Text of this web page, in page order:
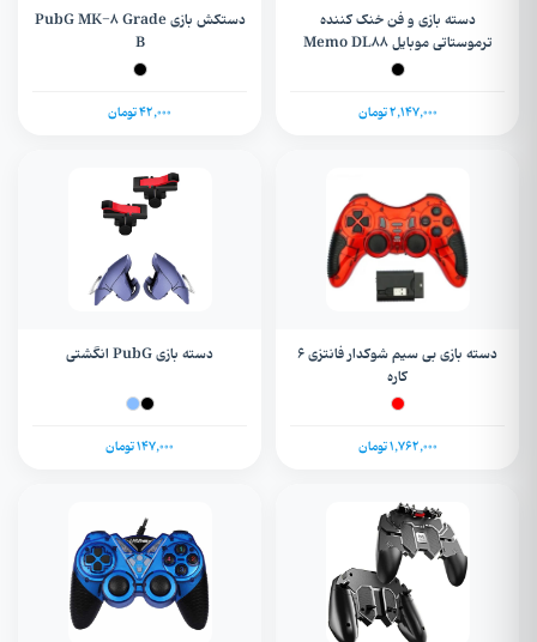
دسته بازی و فن خنک کننده
ترموستاتی موبایل Memo DL88
2,147,000 تومان
دستکش بازی PubG MK-8 Grade
B
42,000 تومان
دسته بازی بی سیم شوکدار فانتزی 6
کاره
1,762,000 تومان
دسته بازی PubG انگشتی
147,000 تومان